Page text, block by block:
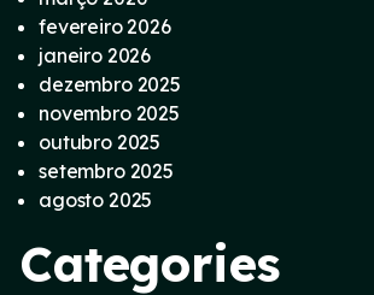
fevereiro 2026
janeiro 2026
dezembro 2025
novembro 2025
outubro 2025
setembro 2025
agosto 2025
Categories